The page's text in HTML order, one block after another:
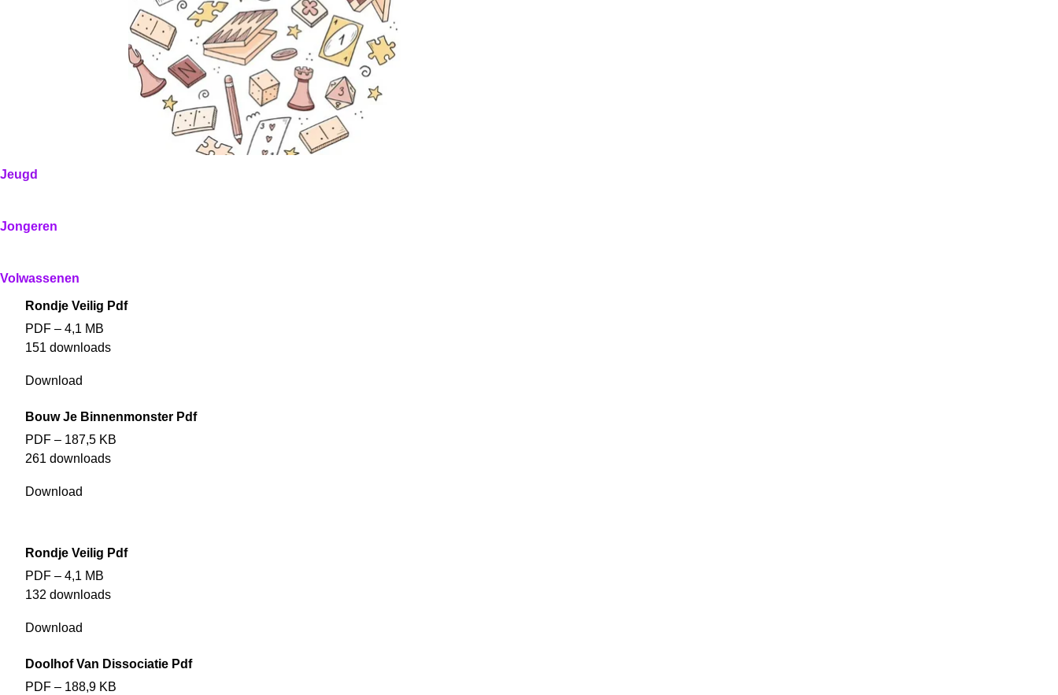
Jeugd
Jongeren
Volwassenen
Rondje Veilig Pdf
PDF – 4,1 MB
151 downloads
Download
Bouw Je Binnenmonster Pdf
PDF – 187,5 KB
261 downloads
Download
Rondje Veilig Pdf
PDF – 4,1 MB
132 downloads
Download
Doolhof Van Dissociatie Pdf
PDF – 188,9 KB